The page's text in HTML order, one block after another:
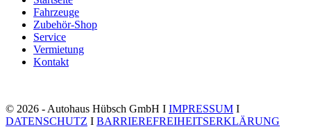
Fahrzeuge
Zubehör-Shop
Service
Vermietung
Kontakt
© 2026 - Autohaus Hübsch GmbH I IMPRESSUM I
DATENSCHUTZ I BARRIEREFREIHEITSERKLÄRUNG